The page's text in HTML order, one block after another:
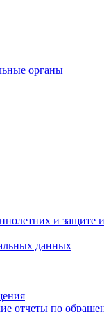
органы
и защите
данных
отчеты по